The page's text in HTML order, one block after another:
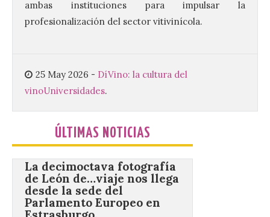
ambas instituciones para impulsar la
profesionalización del sector vitivinícola.
25 May 2026 - DíVino: la cultura del
vinoUniversidades.
ÚLTIMAS NOTICIAS
agosto en los aledaños del
monasterio cisterciense
cultura y un ambiente único. El
Ayuntamiento de Gradefes, intentando
[…]
La decimoctava fotografía
de León de…viaje nos llega
desde la sede del
Parlamento Europeo en
Estrasburgo.
7 Ago 2026